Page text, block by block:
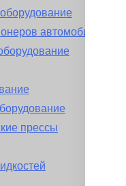
автомобиля
прессы